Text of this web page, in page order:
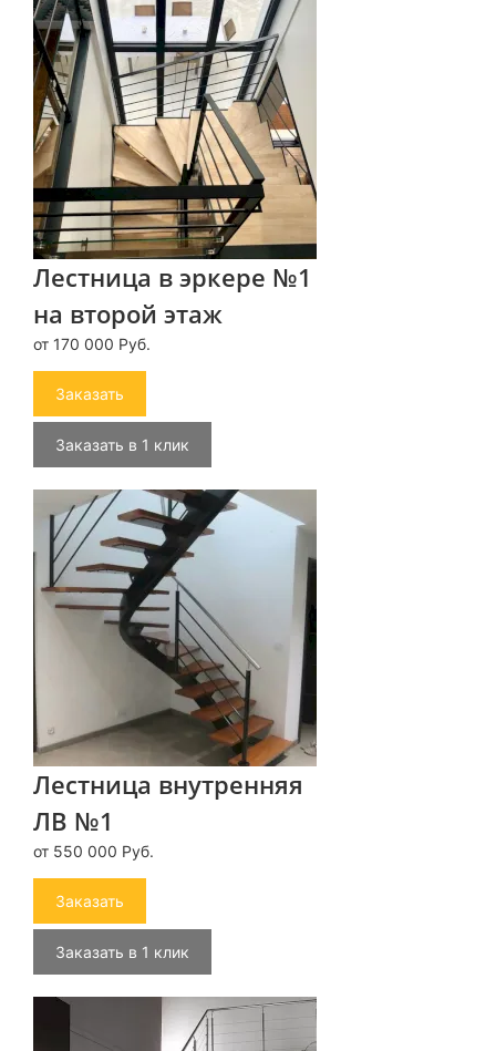
Лестница в эркере №1
на второй этаж
от 170 000 Руб.
Заказать
Заказать в 1 клик
Лестница внутренняя
ЛВ №1
от 550 000 Руб.
Заказать
Заказать в 1 клик